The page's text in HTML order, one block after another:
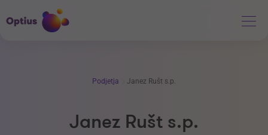
Podjetja Janez Rušt s.p.
Janez Rušt s.p.